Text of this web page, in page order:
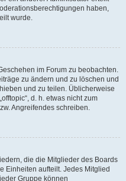
haben,
wurde.
im Forum zu beobachten.
zu ändern und zu löschen und
und zu teilen. Üblicherweise
d. h. etwas nicht zum
Angreifendes schreiben.
die die Mitglieder des Boards
Einheiten aufteilt. Jedes Mitglied
Gruppe können